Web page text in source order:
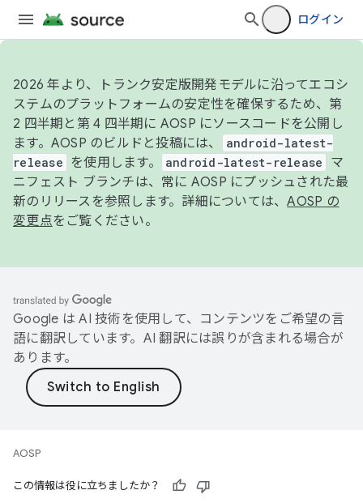
ログイン
2026 年より、トランク安定版開発モデルに沿ってエコシ
ステムのプラットフォームの安定性を確保するため、第
2 四半期と第 4 四半期に AOSP にソースコードを公開し
ます。AOSP のビルドと投稿には、
android-latest-
release
を使用します。 android-latest-release
マ
ニフェスト ブランチは、常に AOSP にプッシュされた最
新のリリースを参照します。詳細については、AOSP の
変更点をご覧ください。
Google は AI 技術を使用して、コンテンツをご希望の言
語に翻訳しています。AI 翻訳には誤りが含まれる場合が
あります。
AOSP
この情報は役に立ちましたか？